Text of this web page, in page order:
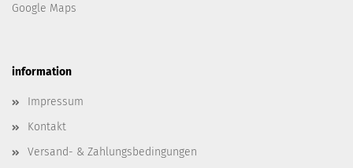
Google Maps
information
Impressum
Kontakt
Versand- & Zahlungsbedingungen